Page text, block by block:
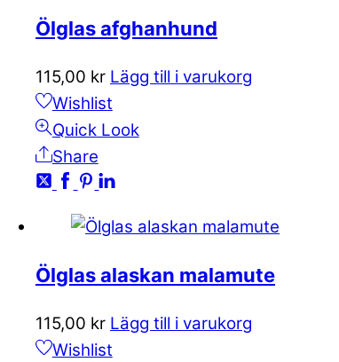
Ölglas afghanhund
115,00 kr Lägg till i varukorg
Wishlist
Quick Look
Share
Ölglas alaskan malamute
115,00 kr Lägg till i varukorg
Wishlist